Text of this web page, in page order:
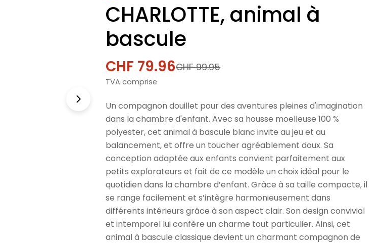
CHARLOTTE, animal à
bascule
Prix
de
vente
CHF 79.96
Prix
normal
CHF 99.95
TVA comprise
Un compagnon douillet pour des aventures pleines d'imagination
dans la chambre d'enfant. Avec sa housse moelleuse 100 %
polyester, cet animal à bascule blanc invite au jeu et au
balancement, et offre un toucher agréablement doux. Sa
conception adaptée aux enfants convient parfaitement aux
petits explorateurs et fait de ce modèle un choix idéal pour le
quotidien dans la chambre d’enfant. Grâce à sa taille compacte, il
se range facilement et s’intègre harmonieusement dans
différents intérieurs grâce à son aspect clair. Son design convivial
et intemporel lui confère un charme tout particulier. Ainsi, cet
animal à bascule classique devient un charmant compagnon de